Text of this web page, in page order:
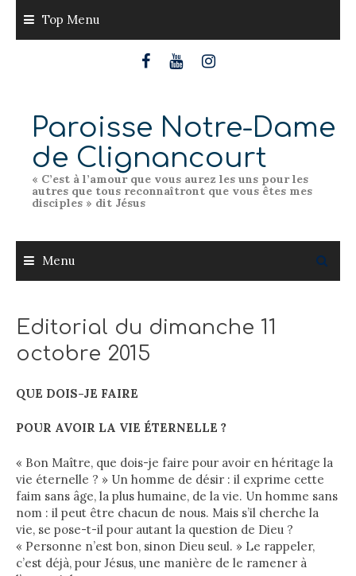
content
Top Menu
Paroisse Notre-Dame
de Clignancourt
« C’est à l’amour que vous aurez les uns pour les
autres que tous reconnaîtront que vous êtes mes
disciples » dit Jésus
Menu
Editorial du dimanche 11
octobre 2015
QUE DOIS-JE FAIRE
POUR AVOIR LA VIE ÉTERNELLE ?
« Bon Maître, que dois-je faire pour avoir en héritage la
vie éternelle ? » Un homme de désir : il exprime cette
faim sans âge, la plus humaine, de la vie. Un homme sans
nom : il peut être chacun de nous. Mais s’il cherche la
vie, se pose-t-il pour autant la question de Dieu ?
« Personne n’est bon, sinon Dieu seul. » Le rappeler,
c’est déjà, pour Jésus, une manière de le ramener à